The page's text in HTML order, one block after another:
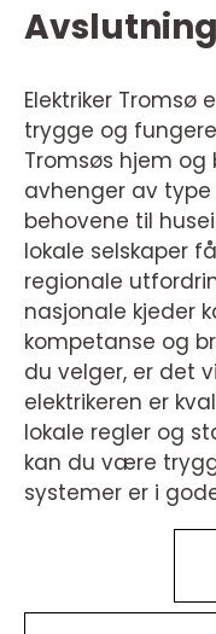
Elektriker Tromsø
trygge og
Tromsøs hjem og
avhenger av
behovene til
lokale selskaper
regionale
nasjonale kjeder
kompetanse og
du velger, er det
elektrikeren er
lokale regler og
kan du være
systemer er i